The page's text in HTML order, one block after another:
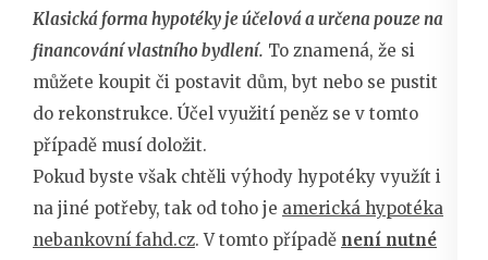
Klasická forma hypotéky je účelová a určena pouze na
financování vlastního bydlení. To znamená, že si
můžete koupit či postavit dům, byt nebo se pustit
do rekonstrukce. Účel využití peněz se v tomto
případě musí doložit.
Pokud byste však chtěli výhody hypotéky využít i
na jiné potřeby, tak od toho je americká hypotéka
nebankovní fahd.cz. V tomto případě není nutné